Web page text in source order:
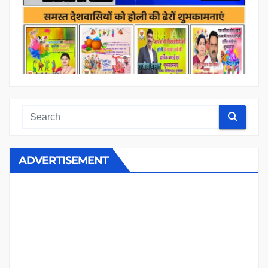
ADVERTISEMENT